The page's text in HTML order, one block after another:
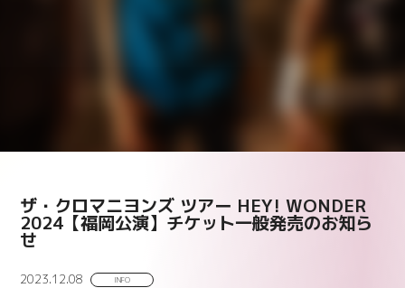
ザ・クロマニヨンズ ツアー HEY! WONDER
2024【福岡公演】チケット一般発売のお知ら
せ
2023.12.08 INFO